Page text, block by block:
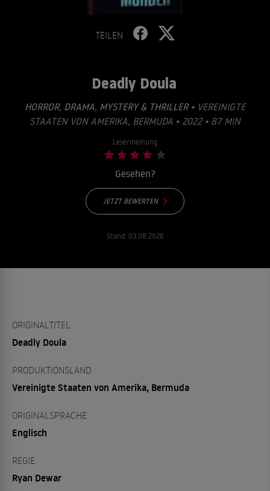
TEILEN
Deadly Doula
HORROR, DRAMA, MYSTERY & THRILLER• VEREINIGTE
STAATEN VON AMERIKA, BERMUDA • 2022 • 87 MIN
Lesermeinung
Gesehen?
JETZT BEWERTEN
Stand: 03.08.2026
ORIGINALTITEL
Deadly Doula
PRODUKTIONSLAND
Vereinigte Staaten von Amerika, Bermuda
ORIGINALSPRACHE
Englisch
REGIE
Ryan Dewar